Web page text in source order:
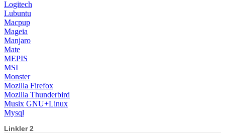
Logitech
Lubuntu
Macpup
Mageia
Manjaro
Mate
MEPIS
MSI
Monster
Mozilla Firefox
Mozilla Thunderbird
Musix GNU+Linux
Mysql
Linkler 2